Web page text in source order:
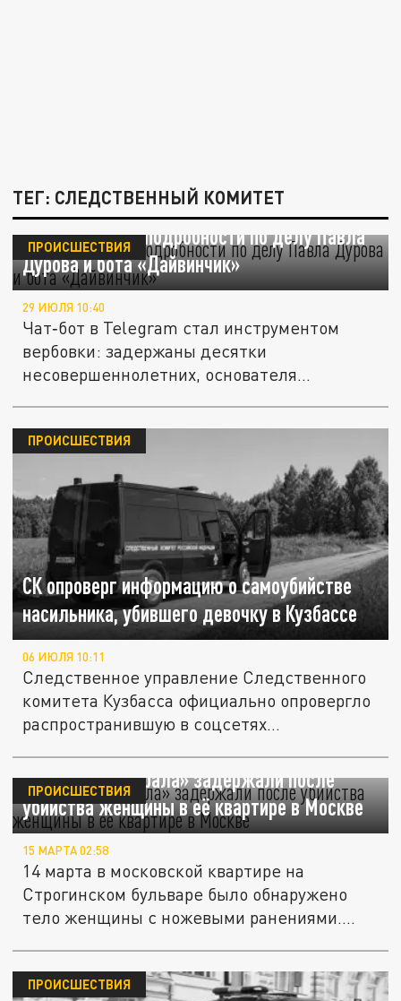
ТЕГ: СЛЕДСТВЕННЫЙ КОМИТЕТ
В СК сообщили подробности по делу Павла
Дурова и бота «Дайвинчик»
ПРОИСШЕСТВИЯ
29 ИЮЛЯ 10:40
Чат‑бот в Telegram стал инструментом
вербовки: задержаны десятки
несовершеннолетних, основателя
СК опроверг информацию о самоубийстве
насильника, убившего девочку в Кузбассе
ПРОИСШЕСТВИЯ
06 ИЮЛЯ 10:11
Следственное управление Следственного
комитета Кузбасса официально опровергло
распространившую в соцсетях...
Футболиста «Урала» задержали после
убийства женщины в её квартире в Москве
ПРОИСШЕСТВИЯ
15 МАРТА 02:58
14 марта в московской квартире на
Строгинском бульваре было обнаружено
тело женщины с ножевыми ранениями....
ПРОИСШЕСТВИЯ